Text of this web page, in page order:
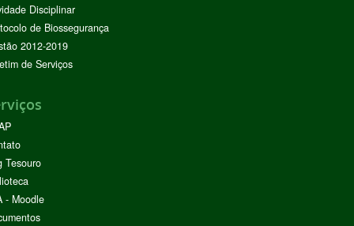
Disciplinar
de Biossegurança
2012-2019
de Serviços
Tesouro
- Moodle